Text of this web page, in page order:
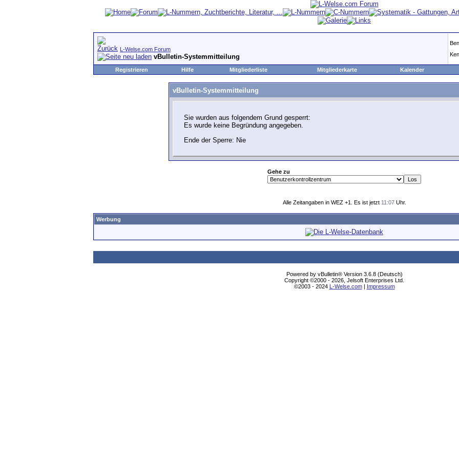
L-Welse.com Forum
vBulletin-Systemmitteilung
Registrieren Hilfe Mitgliederliste Mitgliederkarte Kalender
vBulletin-Systemmitteilung
Sie wurden aus folgendem Grund gesperrt:
Es wurde keine Begründung angegeben.
Ende der Sperre: Nie
Gehe zu
Alle Zeitangaben in WEZ +1. Es ist jetzt 11:07Uhr.
Werbung
Powered by vBulletin® Version 3.6.8 (Deutsch)
Copyright ©2000 - 2026, Jelsoft Enterprises Ltd.
©2003 - 2024 L-Welse.com| Impressum